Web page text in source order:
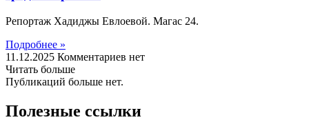
Репортаж Хадиджы Евлоевой. Магас 24.
Подробнее »
11.12.2025 Комментариев нет
Читать больше
Публикаций больше нет.
Полезные ссылки